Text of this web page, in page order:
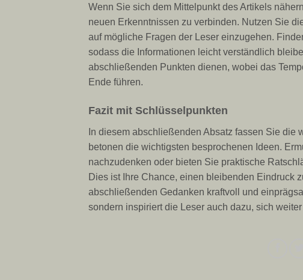
Wenn Sie sich dem Mittelpunkt des Artikels
neuen Erkenntnissen zu verbinden. Nutzen Sie
auf mögliche Fragen der Leser einzugehen.
sodass die Informationen leicht verständlich
abschließenden Punkten dienen, wobei das
Ende führen.
Fazit mit Schlüsselpunkten
In diesem abschließenden Absatz fassen Sie die
betonen die wichtigsten besprochenen Ideen.
nachzudenken oder bieten Sie praktische
Dies ist Ihre Chance, einen bleibenden Eindruck
abschließenden Gedanken kraftvoll und
sondern inspiriert die Leser auch dazu, sich